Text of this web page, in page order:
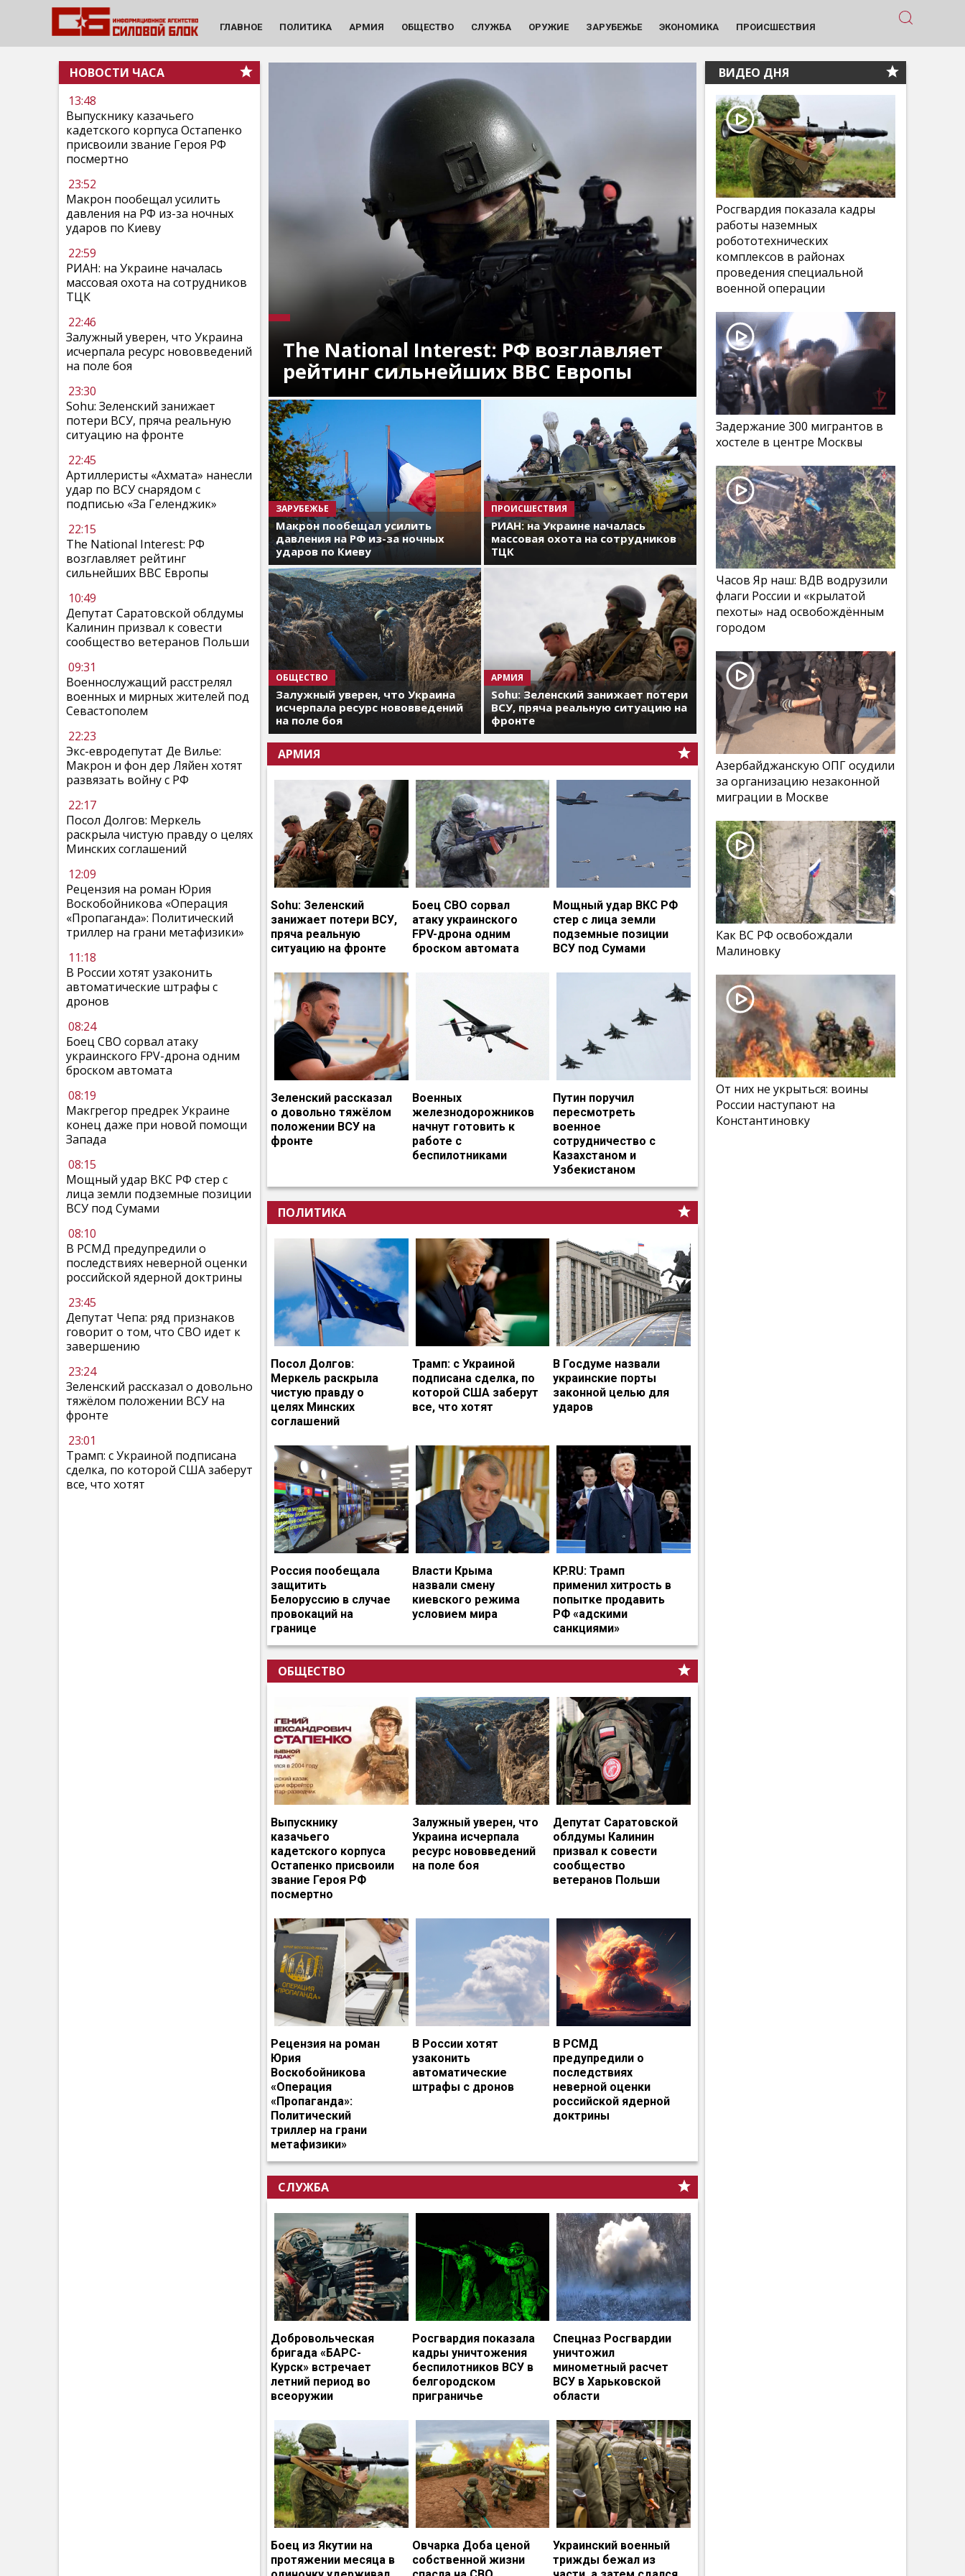
ГЛАВНОЕ ПОЛИТИКА АРМИЯ ОБЩЕСТВО СЛУЖБА ОРУЖИЕ ЗАРУБЕЖЬЕ ЭКОНОМИКА ПРОИСШЕСТВИЯ
НОВОСТИ ЧАСА
13:48
Выпускнику казачьего
кадетского корпуса Остапенко
присвоили звание Героя РФ
посмертно
23:52
Макрон пообещал усилить
давления на РФ из-за ночных
ударов по Киеву
22:59
РИАН: на Украине началась
массовая охота на сотрудников
ТЦК
22:46
Залужный уверен, что Украина
исчерпала ресурс нововведений
на поле боя
23:30
Sohu: Зеленский занижает
потери ВСУ, пряча реальную
ситуацию на фронте
22:45
Артиллеристы «Ахмата» нанесли
удар по ВСУ снарядом с
подписью «За Геленджик»
22:15
The National Interest: РФ
возглавляет рейтинг
сильнейших ВВС Европы
10:49
Депутат Саратовской облдумы
Калинин призвал к совести
сообщество ветеранов Польши
09:31
Военнослужащий расстрелял
военных и мирных жителей под
Севастополем
22:23
Экс-евродепутат Де Вилье:
Макрон и фон дер Ляйен хотят
развязать войну с РФ
22:17
Посол Долгов: Меркель
раскрыла чистую правду о целях
Минских соглашений
12:09
Рецензия на роман Юрия
Воскобойникова «Операция
«Пропаганда»: Политический
триллер на грани метафизики»
11:18
В России хотят узаконить
автоматические штрафы с
дронов
08:24
Боец СВО сорвал атаку
украинского FPV-дрона одним
броском автомата
08:19
Макгрегор предрек Украине
конец даже при новой помощи
Запада
08:15
Мощный удар ВКС РФ стер с
лица земли подземные позиции
ВСУ под Сумами
08:10
В РСМД предупредили о
последствиях неверной оценки
российской ядерной доктрины
23:45
Депутат Чепа: ряд признаков
говорит о том, что СВО идет к
завершению
23:24
Зеленский рассказал о довольно
тяжёлом положении ВСУ на
фронте
23:01
Трамп: с Украиной подписана
сделка, по которой США заберут
все, что хотят
The National Interest: РФ возглавляет
рейтинг сильнейших ВВС Европы
ЗАРУБЕЖЬЕ
Макрон пообещал усилить
давления на РФ из-за ночных
ударов по Киеву
ПРОИСШЕСТВИЯ
РИАН: на Украине началась
массовая охота на сотрудников
ТЦК
ОБЩЕСТВО
Залужный уверен, что Украина
исчерпала ресурс нововведений
на поле боя
АРМИЯ
Sohu: Зеленский занижает потери
ВСУ, пряча реальную ситуацию на
фронте
АРМИЯ
Sohu: Зеленский
занижает потери ВСУ,
пряча реальную
ситуацию на фронте
Боец СВО сорвал
атаку украинского
FPV-дрона одним
броском автомата
Мощный удар ВКС РФ
стер с лица земли
подземные позиции
ВСУ под Сумами
Зеленский рассказал
о довольно тяжёлом
положении ВСУ на
фронте
Военных
железнодорожников
начнут готовить к
работе с
беспилотниками
Путин поручил
пересмотреть
военное
сотрудничество с
Казахстаном и
Узбекистаном
ПОЛИТИКА
Посол Долгов:
Меркель раскрыла
чистую правду о
целях Минских
соглашений
Трамп: с Украиной
подписана сделка, по
которой США заберут
все, что хотят
В Госдуме назвали
украинские порты
законной целью для
ударов
Россия пообещала
защитить
Белоруссию в случае
провокаций на
границе
Власти Крыма
назвали смену
киевского режима
условием мира
KP.RU: Трамп
применил хитрость в
попытке продавить
РФ «адскими
санкциями»
ОБЩЕСТВО
Выпускнику
казачьего
кадетского корпуса
Остапенко присвоили
звание Героя РФ
посмертно
Залужный уверен, что
Украина исчерпала
ресурс нововведений
на поле боя
Депутат Саратовской
облдумы Калинин
призвал к совести
сообщество
ветеранов Польши
Рецензия на роман
Юрия
Воскобойникова
«Операция
«Пропаганда»:
Политический
триллер на грани
метафизики»
В России хотят
узаконить
автоматические
штрафы с дронов
В РСМД
предупредили о
последствиях
неверной оценки
российской ядерной
доктрины
СЛУЖБА
Добровольческая
бригада «БАРС-
Курск» встречает
летний период во
всеоружии
Росгвардия показала
кадры уничтожения
беспилотников ВСУ в
белгородском
приграничье
Спецназ Росгвардии
уничтожил
минометный расчет
ВСУ в Харьковской
области
Боец из Якутии на
протяжении месяца в
Овчарка Доба ценой
собственной жизни
Украинский военный
трижды бежал из
ВИДЕО ДНЯ
Росгвардия показала кадры
работы наземных
робототехнических
комплексов в районах
проведения специальной
военной операции
Задержание 300 мигрантов в
хостеле в центре Москвы
Часов Яр наш: ВДВ водрузили
флаги России и «крылатой
пехоты» над освобождённым
городом
Азербайджанскую ОПГ осудили
за организацию незаконной
миграции в Москве
Как ВС РФ освобождали
Малиновку
От них не укрыться: воины
России наступают на
Константиновку